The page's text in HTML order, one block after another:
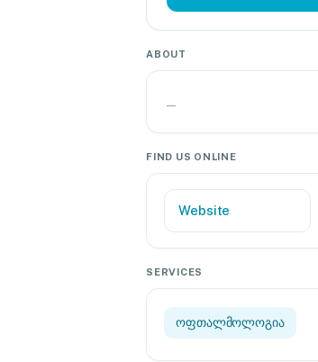
ABOUT
—
FIND US ONLINE
Website
SERVICES
ოფთალმოლოგია